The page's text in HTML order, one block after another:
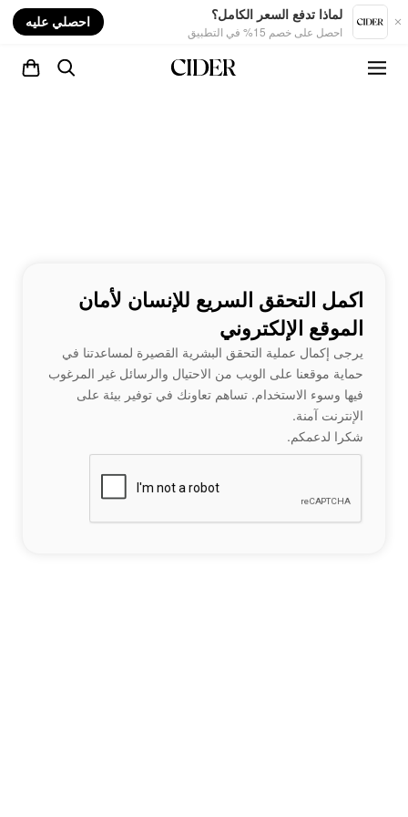
لماذا تدفع السعر الكامل؟
احصل على خصم 15% في التطبيق
احصلي عليه
اكمل التحقق السريع للإنسان لأمان
الموقع الإلكتروني
يرجى إكمال عملية التحقق البشرية القصيرة لمساعدتنا في
حماية موقعنا على الويب من الاحتيال والرسائل غير المرغوب
فيها وسوء الاستخدام. تساهم تعاونك في توفير بيئة على
الإنترنت آمنة.
شكرا لدعمكم.